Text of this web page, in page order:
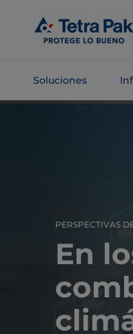
contenido
principal
Soluciones
PERSPECTIVAS
En